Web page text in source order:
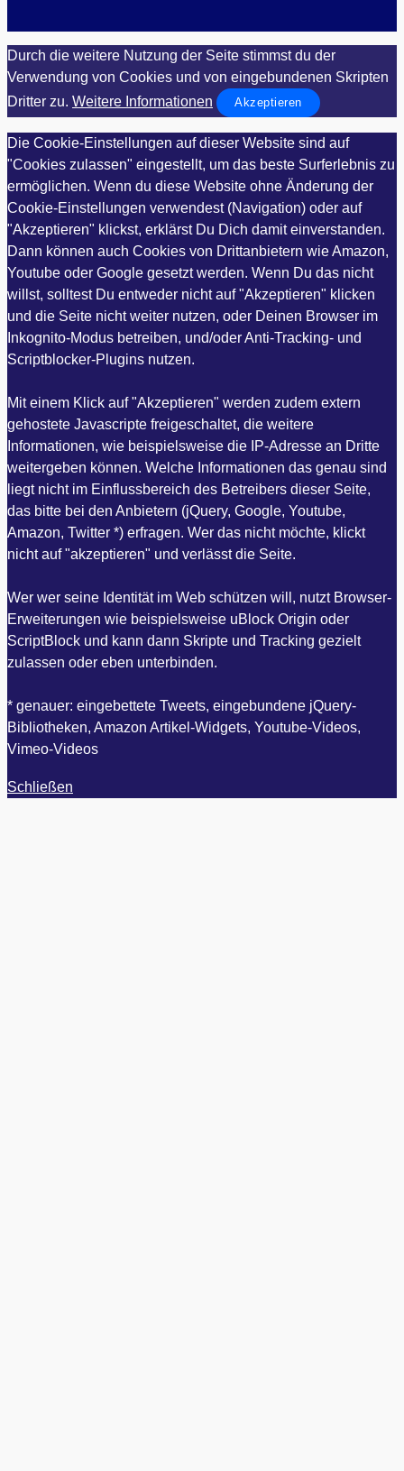
Durch die weitere Nutzung der Seite stimmst du der
Verwendung von Cookies und von eingebundenen Skripten
Dritter zu. Weitere Informationen Akzeptieren
Die Cookie-Einstellungen auf dieser Website sind auf
"Cookies zulassen" eingestellt, um das beste Surferlebnis zu
ermöglichen. Wenn du diese Website ohne Änderung der
Cookie-Einstellungen verwendest (Navigation) oder auf
"Akzeptieren" klickst, erklärst Du Dich damit einverstanden.
Dann können auch Cookies von Drittanbietern wie Amazon,
Youtube oder Google gesetzt werden. Wenn Du das nicht
willst, solltest Du entweder nicht auf "Akzeptieren" klicken
und die Seite nicht weiter nutzen, oder Deinen Browser im
Inkognito-Modus betreiben, und/oder Anti-Tracking- und
Scriptblocker-Plugins nutzen.
Mit einem Klick auf "Akzeptieren" werden zudem extern
gehostete Javascripte freigeschaltet, die weitere
Informationen, wie beispielsweise die IP-Adresse an Dritte
weitergeben können. Welche Informationen das genau sind
liegt nicht im Einflussbereich des Betreibers dieser Seite,
das bitte bei den Anbietern (jQuery, Google, Youtube,
Amazon, Twitter *) erfragen. Wer das nicht möchte, klickt
nicht auf "akzeptieren" und verlässt die Seite.
Wer wer seine Identität im Web schützen will, nutzt Browser-
Erweiterungen wie beispielsweise uBlock Origin oder
ScriptBlock und kann dann Skripte und Tracking gezielt
zulassen oder eben unterbinden.
* genauer: eingebettete Tweets, eingebundene jQuery-
Bibliotheken, Amazon Artikel-Widgets, Youtube-Videos,
Vimeo-Videos
Schließen